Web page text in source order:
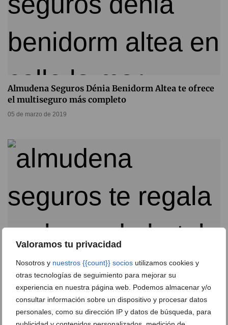
Valoramos tu privacidad
Nosotros y nuestros {{count}} socios utilizamos cookies y
otras tecnologías de seguimiento para mejorar su
experiencia en nuestra página web. Podemos almacenar y/o
consultar información sobre un dispositivo y procesar datos
personales, como su dirección IP y datos de búsqueda, para
Almudena Seguros Dénia Benidorm Altea te ofrece
el multiseguro más completo
05 de marzo de 2019
Almudena Seguros Dénia Benidorm Altea te regala
un bono de hotel con tu nuevo seguro de decesos